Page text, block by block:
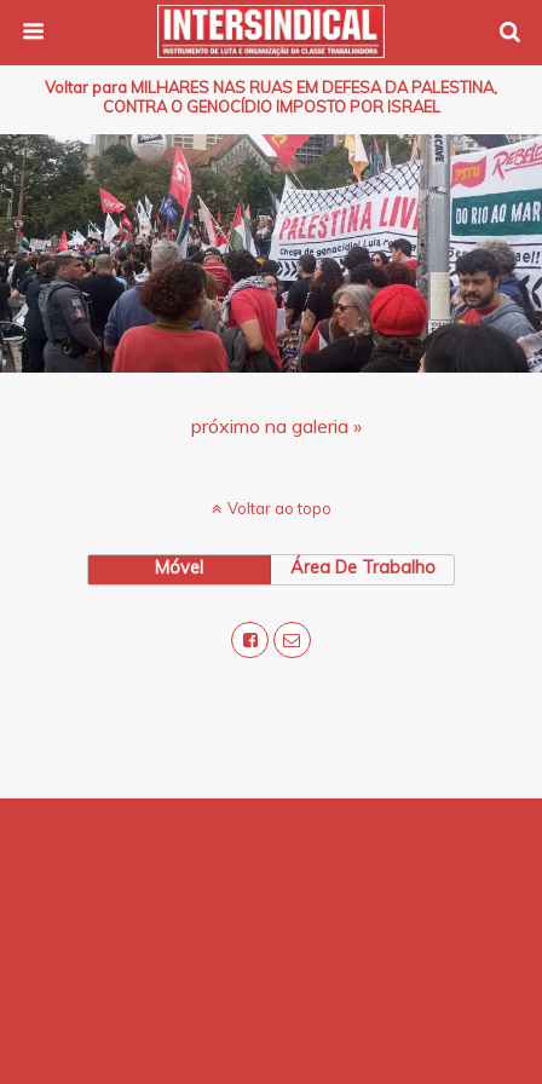
Voltar para MILHARES NAS RUAS EM DEFESA DA PALESTINA,
CONTRA O GENOCÍDIO IMPOSTO POR ISRAEL
próximo na galeria »
Voltar ao topo
Móvel Área De Trabalho